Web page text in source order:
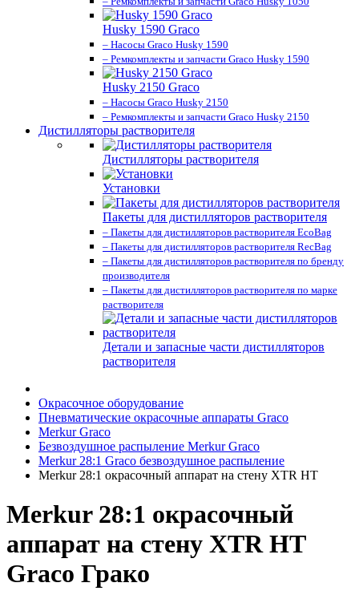
Husky 1590 Graco
– Насосы Graco Husky 1590
– Ремкомплекты и запчасти Graco Husky 1590
Husky 2150 Graco
– Насосы Graco Husky 2150
– Ремкомплекты и запчасти Graco Husky 2150
Дистилляторы растворителя
Дистилляторы растворителя
Установки
Пакеты для дистилляторов растворителя
– Пакеты для дистилляторов растворителя EcoBag
– Пакеты для дистилляторов растворителя RecBag
– Пакеты для дистилляторов растворителя по бренду
производителя
– Пакеты для дистилляторов растворителя по марке
растворителя
Детали и запасные части дистилляторов
растворителя
Окрасочное оборудование
Пневматические окрасочные аппараты Graco
Merkur Graco
Безвоздушное распыление Merkur Graco
Merkur 28:1 Graco безвоздушное распыление
Merkur 28:1 окрасочный аппарат на стену XTR HT
Merkur 28:1 окрасочный
аппарат на стену XTR HT
Graco Грако